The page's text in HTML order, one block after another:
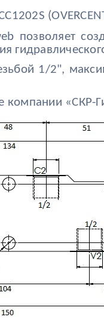
позволяет
1/2",
компании «СКР-